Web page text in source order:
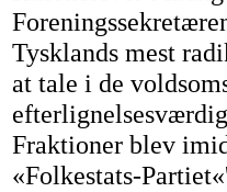
Tysklands mest
at tale i de
Fraktioner blev
«Folkestats-